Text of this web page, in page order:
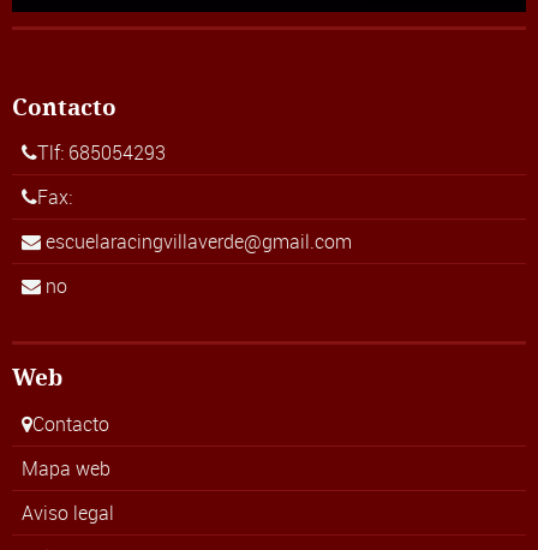
Contacto
Tlf: 685054293
Fax:
escuelaracingvillaverde@gmail.com
no
Web
Contacto
Mapa web
Aviso legal